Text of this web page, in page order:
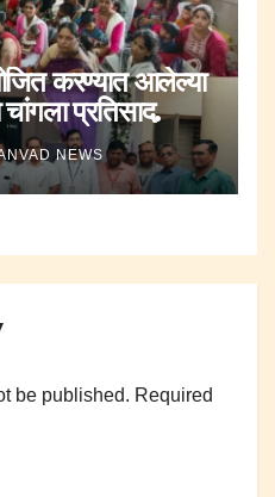
करण्यात आलेल्या
चांगला प्रतिसाद.
NEWS
be published. Required